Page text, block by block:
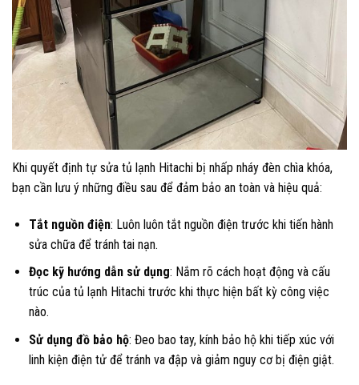
Khi quyết định tự sửa tủ lạnh Hitachi bị nhấp nháy đèn chìa khóa,
bạn cần lưu ý những điều sau để đảm bảo an toàn và hiệu quả:
Tắt nguồn điện: Luôn luôn tắt nguồn điện trước khi tiến hành
sửa chữa để tránh tai nạn.
Đọc kỹ hướng dẫn sử dụng: Nắm rõ cách hoạt động và cấu
trúc của tủ lạnh Hitachi trước khi thực hiện bất kỳ công việc
nào.
Sử dụng đồ bảo hộ: Đeo bao tay, kính bảo hộ khi tiếp xúc với
linh kiện điện tử để tránh va đập và giảm nguy cơ bị điện giật.